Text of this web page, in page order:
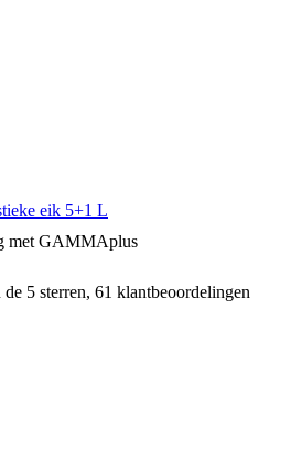
eik 5+1 L
met GAMMAplus
5 sterren, 61 klantbeoordelingen